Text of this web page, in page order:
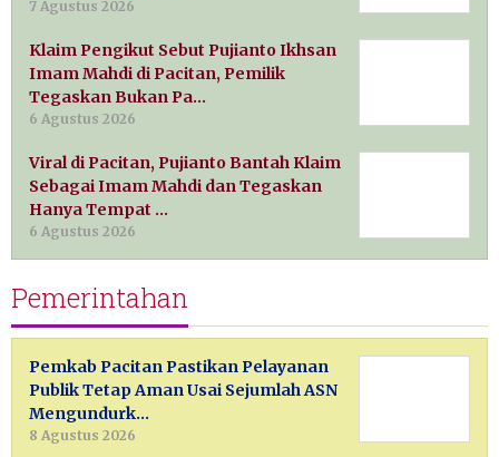
7 Agustus 2026
Klaim Pengikut Sebut Pujianto Ikhsan
Imam Mahdi di Pacitan, Pemilik
Tegaskan Bukan Pa…
6 Agustus 2026
Viral di Pacitan, Pujianto Bantah Klaim
Sebagai Imam Mahdi dan Tegaskan
Hanya Tempat …
6 Agustus 2026
Pemerintahan
Pemkab Pacitan Pastikan Pelayanan
Publik Tetap Aman Usai Sejumlah ASN
Mengundurk…
8 Agustus 2026